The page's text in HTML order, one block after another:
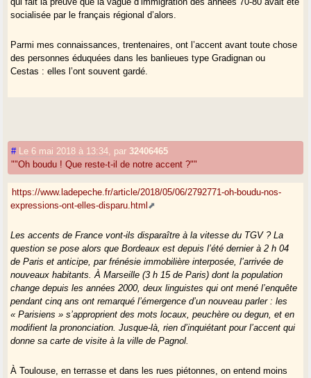
socialisée par le français régional d’alors.
Parmi mes connaissances, trentenaires, ont l’accent avant toute chose
des personnes éduquées dans les banlieues type Gradignan ou
Cestas : elles l’ont souvent gardé.
# Le 6 mai 2018 à 13:34 par32406465
""Oh boudu ! Que reste-t-il de notre accent ?""
https://www.ladepeche.fr/article/2018/05/06/2792771-oh-boudu-nos-
expressions-ont-elles-disparu.html
Les accents de France vont-ils disparaître à la vitesse du TGV ? La
question se pose alors que Bordeaux est depuis l’été dernier à 2 h 04
de Paris et anticipe, par frénésie immobilière interposée, l’arrivée de
nouveaux habitants. À Marseille (3 h 15 de Paris) dont la population
change depuis les années 2000, deux linguistes qui ont mené l’enquête
pendant cinq ans ont remarqué l’émergence d’un nouveau parler : les
« Parisiens » s’approprient des mots locaux, peuchère ou degun, et en
modifient la prononciation. Jusque-là, rien d’inquiétant pour l’accent qui
donne sa carte de visite à la ville de Pagnol.
À Toulouse, en terrasse et dans les rues piétonnes, on entend moins